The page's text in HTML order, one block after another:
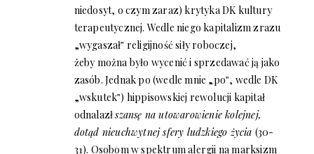
niedosyt, o czym zaraz) krytyka DK kultury
terapeutycznej. Wedle niego kapitalizm zrazu
„wygaszał‟ religijność siły roboczej,
żeby można było wycenić i sprzedawać ją jako
zasób. Jednak po (wedle mnie „po‟, wedle DK
„wskutek‟) hippisowskiej rewolucji kapitał
odnalazłszansę na utowarowienie kolejnej,
dotąd nieuchwytnej sfery ludzkiego życia (30-
31). Osobom w spektrum alergii na marksizm